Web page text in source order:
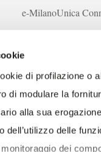
di profilazione o
di modulare la
alla sua
dell’utilizzo delle
dei
e-MilanoUnica
Media
FAQ